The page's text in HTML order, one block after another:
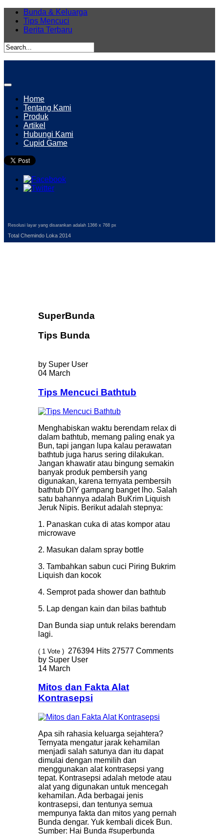
Bunda & Keluarga
Tips Mencuci
Berita Terbaru
Home
Tentang Kami
Produk
Artikel
Hubungi Kami
Cupid Game
Resolusi layar yang disarankan adalah 1366 x 768 px
Total Chemindo Loka 2014
SuperBunda
Tips Bunda
by Super User
04 March
Tips Mencuci Bathtub
Menghabiskan waktu berendam relax di
dalam bathtub, memang paling enak ya
Bun, tapi jangan lupa kalau perawatan
bathtub juga harus sering dilakukan.
Jangan khawatir atau bingung semakin
banyak produk pembersih yang
digunakan, karena ternyata pembersih
bathtub DIY gampang banget lho. Salah
satu bahannya adalah BuKrim Liquish
Jeruk Nipis. Berikut adalah stepnya:
1. Panaskan cuka di atas kompor atau
microwave
2. Masukan dalam spray bottle
3. Tambahkan sabun cuci Piring Bukrim
Liquish dan kocok
4. Semprot pada shower dan bathtub
5. Lap dengan kain dan bilas bathtub
Dan Bunda siap untuk relaks berendam
lagi.
( 1 Vote ) 276394 Hits 27577 Comments
by Super User
14 March
Mitos dan Fakta Alat
Kontrasepsi
Apa sih rahasia keluarga sejahtera?
Ternyata mengatur jarak kehamilan
menjadi salah satunya dan itu dapat
dimulai dengan memilih dan
menggunakan alat kontrasepsi yang
tepat. Kontrasepsi adalah metode atau
alat yang digunakan untuk mencegah
kehamilan. Ada berbagai jenis
kontrasepsi, dan tentunya semua
mempunya fakta dan mitos yang pernah
Bunda dengar. Yuk kembali dicek Bun.
Sumber: Hai Bunda #superbunda